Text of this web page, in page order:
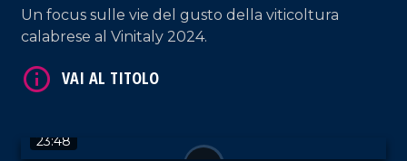
Un focus sulle vie del gusto della viticoltura
calabrese al Vinitaly 2024.
23:48
VAI AL TITOLO